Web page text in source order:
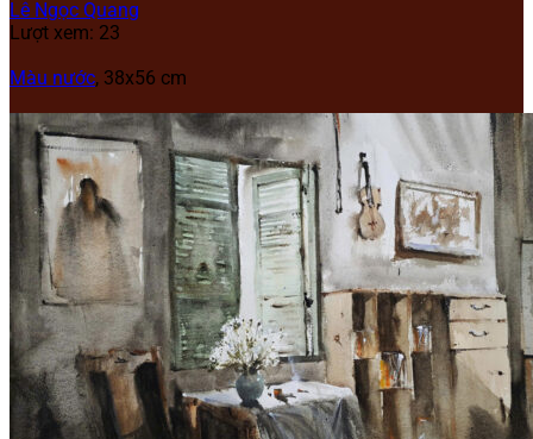
Lê Ngọc Quang
Lượt xem: 23
Màu nước, 38x56 cm